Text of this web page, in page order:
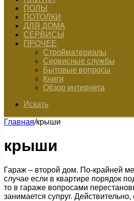
ПОЛЫ
ПОТОЛКИ
ДЛЯ ДОМА
СЕРВИСЫ
ПРОЧЕЕ
Стройматериалы
Сервисные службы
Бытовые вопросы
Книги
Обзор интернета
Искать
Главная/крыши
крыши
Гараж – второй дом. По-крайней
случае если в квартире порядок
то в гараже вопросами
занимается супруг.